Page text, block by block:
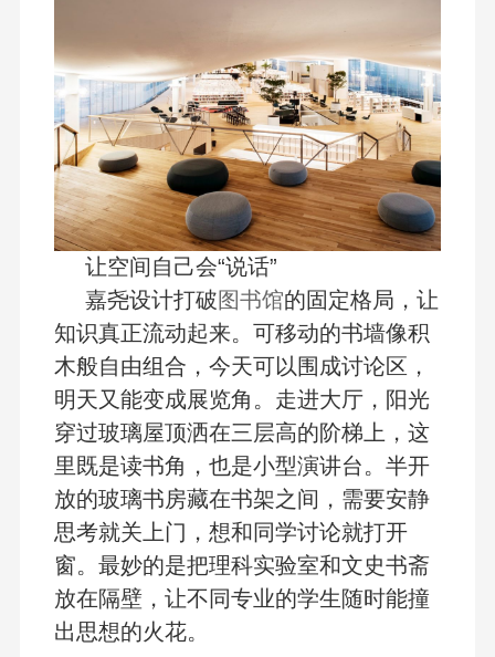
让空间自己会“说话”
嘉尧设计打破图书馆的固定格局，让
知识真正流动起来。可移动的书墙像积
木般自由组合，今天可以围成讨论区，
明天又能变成展览角。走进大厅，阳光
穿过玻璃屋顶洒在三层高的阶梯上，这
里既是读书角，也是小型演讲台。半开
放的玻璃书房藏在书架之间，需要安静
思考就关上门，想和同学讨论就打开
窗。最妙的是把理科实验室和文史书斋
放在隔壁，让不同专业的学生随时能撞
出思想的火花。